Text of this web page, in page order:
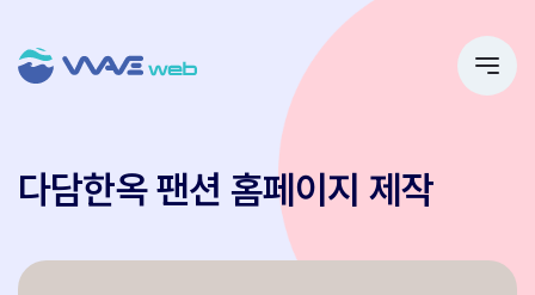
다담한옥 팬션 홈페이지 제작